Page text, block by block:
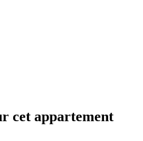
cet appartement